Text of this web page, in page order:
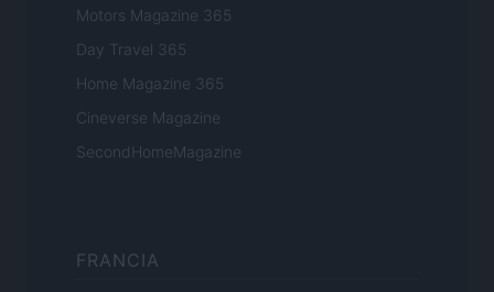
Motors Magazine 365
Day Travel 365
Home Magazine 365
Cineverse Magazine
SecondHomeMagazine
FRANCIA